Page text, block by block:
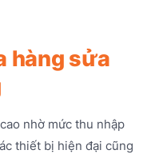
hàng sửa
nhờ mức thu nhập
thiết bị hiện đại cũng